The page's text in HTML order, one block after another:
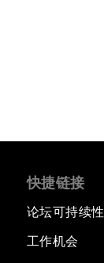
快捷链接
论坛可持续性
工作机会